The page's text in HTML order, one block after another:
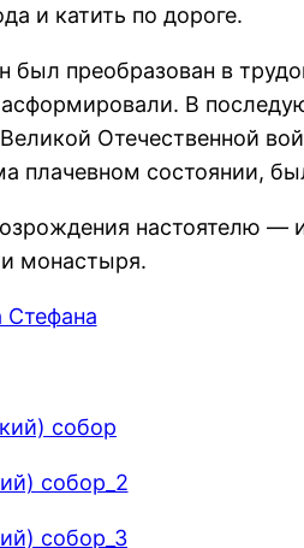
и катить по дороге.
был преобразован в
В
Отечественной
плачевном состоянии,
настоятелю —
монастыря.